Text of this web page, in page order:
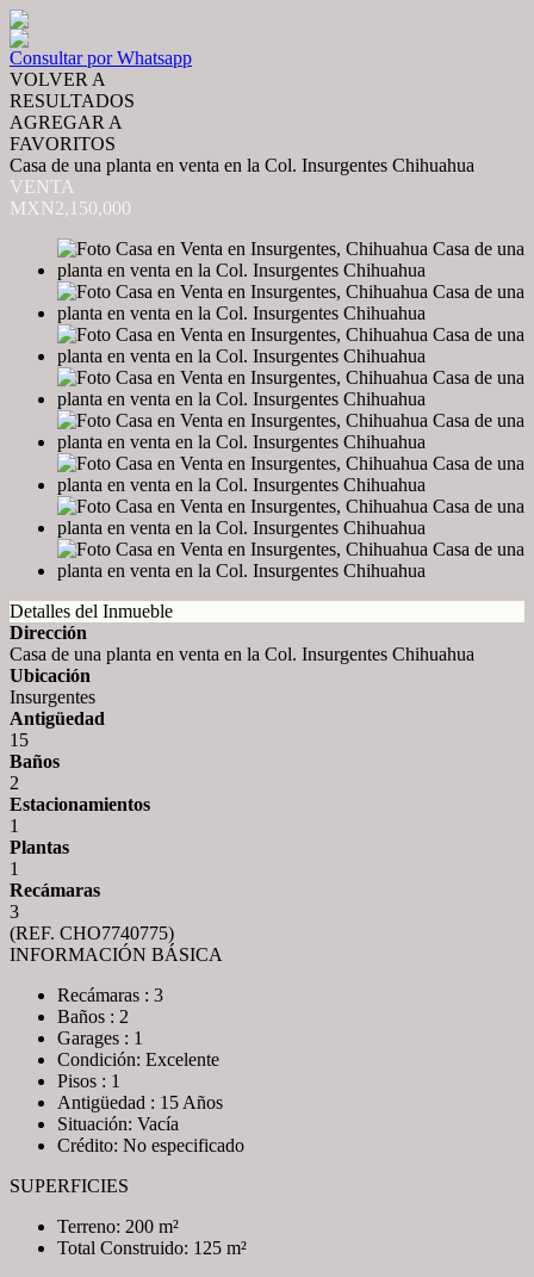
Consultar por Whatsapp
VOLVER A
RESULTADOS
AGREGAR A
FAVORITOS
Casa de una planta en venta en la Col. Insurgentes Chihuahua
VENTA
MXN2,150,000
Detalles del Inmueble
Dirección
Casa de una planta en venta en la Col. Insurgentes Chihuahua
Ubicación
Insurgentes
Antigüedad
15
Baños
2
Estacionamientos
1
Plantas
1
Recámaras
3
(REF. CHO7740775)
INFORMACIÓN BÁSICA
Recámaras : 3
Baños : 2
Garages : 1
Condición: Excelente
Pisos : 1
Antigüedad : 15 Años
Situación: Vacía
Crédito: No especificado
SUPERFICIES
Terreno: 200 m²
Total Construido: 125 m²